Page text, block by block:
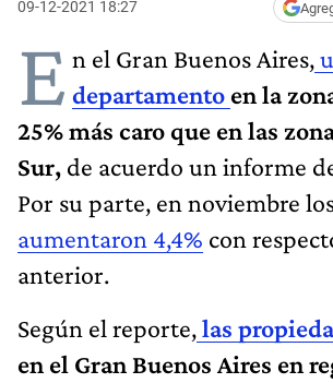
09-12-2021 18:27
E n el Gran Buenos Aires,
departamento en la
25% más caro que en las
Sur, de acuerdo un informe
Por su parte, en noviembre
aumentaron 4,4% con
anterior.
Según el reporte,las
en el Gran Buenos Aires en